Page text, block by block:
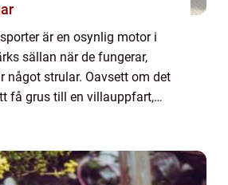
är en osynlig motor i
sällan när de fungerar,
något strular. Oavsett om det
få grus till en villauppfart,